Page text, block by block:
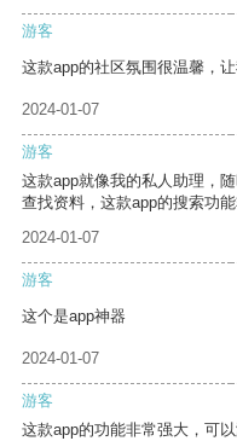
游客
这款app的社区氛围很温馨，
2024-01-07
游客
这款app就像我的私人助理，
查找资料，这款app的搜索功
2024-01-07
游客
这个是app神器
2024-01-07
游客
这款app的功能非常强大，可